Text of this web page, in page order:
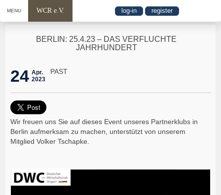
MENU WCR e.V. log-in register
BERLIN: 25.4.23 – DAS VERFLUCHTE
JAHRHUNDERT
24 Apr.
2023
PAST
Wir freuen uns Sie auf dieses Event unseres Partnerklubs in
Berlin aufmerksam zu machen, unterstützt von unserem
Mitglied Volker Tschapke.